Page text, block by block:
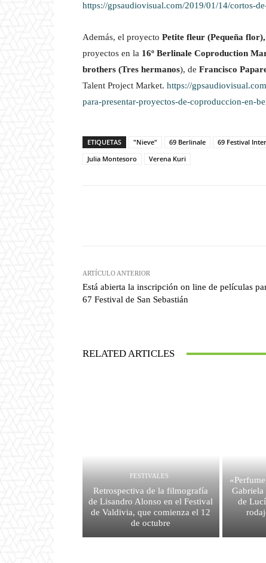
https://gpsaudiovisual.com/2019/01/14/cortos-
Además, el proyecto Petite fleur (Pequeña flor),
proyectos en la 16º Berlinale Coproduction
brothers (Tres hermanos), de Francisco
Talent Project Market. https://
para-presentar-proyectos-de-coproduccion-en-
ETIQUETAS "Nieve" 69 Berlinale 69 Festival
Julia Montesoro
Verena Kuri
ARTÍCULO ANTERIOR
Está abierta la inscripción on line de películas
67 Festival de San Sebastián
RELATED ARTICLES
FESTIVALES
Retrospectiva de la filmografía
de Lisandro Alonso en el Festival
de Valdivia, que comienza el 12
de octubre
Gabriela
de